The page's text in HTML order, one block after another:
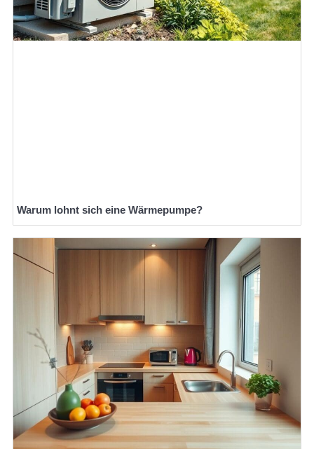
Warum lohnt sich eine Wärmepumpe?